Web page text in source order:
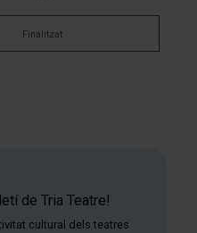
Finalitzat
de Tria Teatre!
cultural dels teatres